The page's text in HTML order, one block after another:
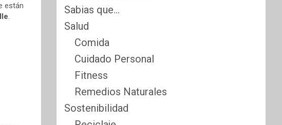
están
.
Sabias que…
Salud
Comida
Cuidado Personal
Fitness
Remedios Naturales
Sostenibilidad